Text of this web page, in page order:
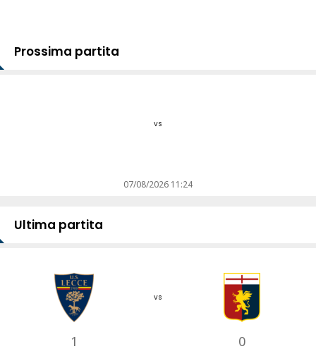
Prossima partita
vs
07/08/2026 11:24
Ultima partita
1
vs
0